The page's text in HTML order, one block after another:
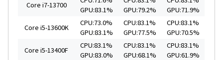
Core i7-13700
GPU:83.1%
GPU:79.2%
GPU:71.9%
Core i5-13600K
CPU:73.0%
GPU:83.1%
CPU:83.1%
GPU:77.5%
CPU:83.1%
GPU:70.5%
Core i5-13400F
CPU:83.1%
GPU:83.0%
CPU:83.1%
GPU:68.1%
CPU:83.1%
GPU:61.9%